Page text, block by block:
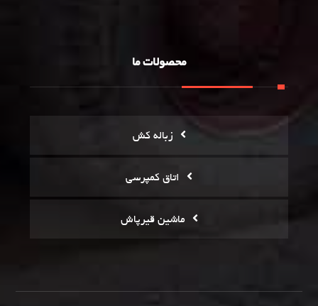
محصولات ما
زباله کش
اتاق کمپرسی
ماشین قیرپاش